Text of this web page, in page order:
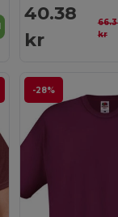
40.38
kr
kr
-28%